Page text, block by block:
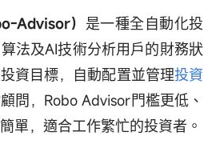
Advisor） 是一種全自動化投
法及AI技術分析用戶的財務狀
資目標，自動配置並管理投資
問，Robo Advisor門檻更低、
單，適合工作繁忙的投資者。